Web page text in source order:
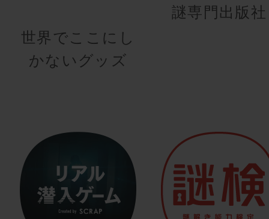
世界でここにし
かないグッズ
謎専門出版社